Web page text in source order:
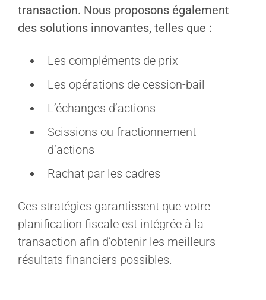
transaction. Nous proposons également
des solutions innovantes, telles que :
Les compléments de prix
Les opérations de cession-bail
L’échanges d’actions
Scissions ou fractionnement
d’actions
Rachat par les cadres
Ces stratégies garantissent que votre
planification fiscale est intégrée à la
transaction afin d’obtenir les meilleurs
résultats financiers possibles.